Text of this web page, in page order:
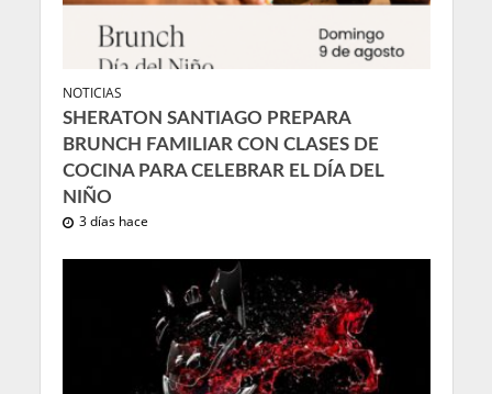
NOTICIAS
SHERATON SANTIAGO PREPARA
BRUNCH FAMILIAR CON CLASES DE
COCINA PARA CELEBRAR EL DÍA DEL
NIÑO
3 días hace